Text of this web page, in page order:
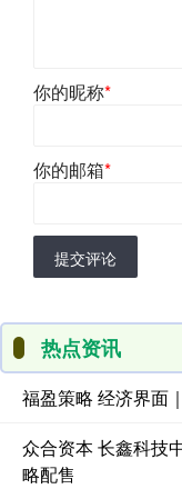
你的昵称*
你的邮箱*
提交评论
热点资讯
福盈策略 经济界面
众合资本 长鑫科技
略配售